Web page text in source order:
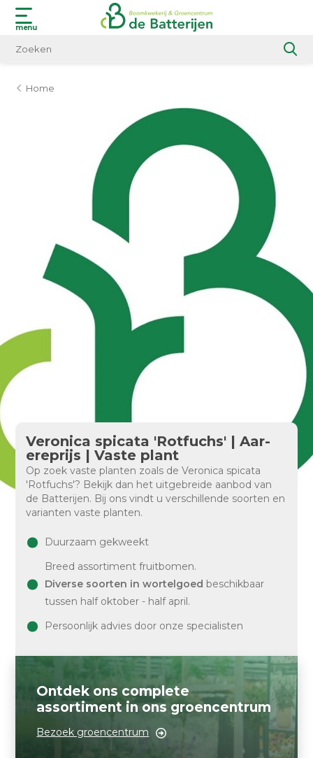
menu
Home
Veronica spicata 'Rotfuchs' | Aar-
ereprijs | Vaste plant
Op zoek vaste planten zoals de Veronica spicata
'Rotfuchs'? Bekijk dan het uitgebreide aanbod van
de Batterijen. Bij ons vindt u verschillende soorten en
varianten vaste planten.
Duurzaam gekweekt
Breed assortiment fruitbomen.
Diverse soorten in wortelgoed beschikbaar
tussen half oktober - half april.
Persoonlijk advies door onze specialisten
Ontdek ons complete
assortiment in ons groencentrum
Bezoek groencentrum